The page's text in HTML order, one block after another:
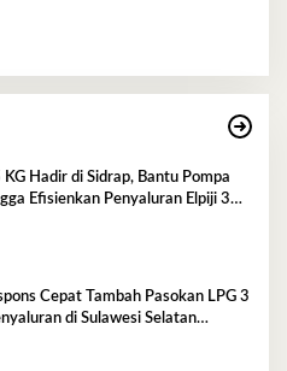
KG Hadir di Sidrap, Bantu Pompa
Efisienkan Penyaluran Elpiji 3
Cepat Tambah Pasokan LPG 3
di Sulawesi Selatan